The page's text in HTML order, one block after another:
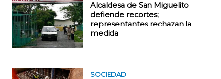
Alcaldesa de San Miguelito
defiende recortes;
representantes rechazan la
medida
SOCIEDAD